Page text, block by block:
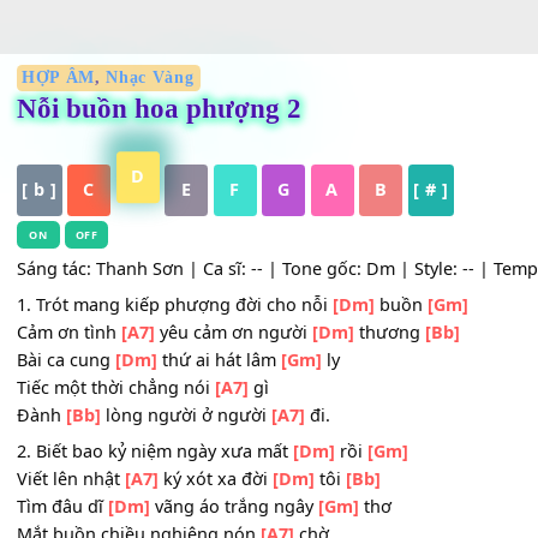
Nỗi buồn hoa phượng 2
[ b ] C E F G A B [ # ]
ON OFF
Sáng tác: Thanh Sơn | Ca sĩ: -- | Tone gốc: Dm | Style: --
1. Trót mang kiếp phượng đời cho nỗi
Cảm ơn tình[A7]yêu cảm ơn người
Bài ca cung [Dm] thứ ai hát lâm[Gm]ly
Tiếc một thời chẳng nói [A7]gì
Đành[Bb]lòng người ở người[A7]đi.